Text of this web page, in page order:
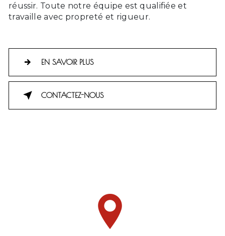
réussir. Toute notre équipe est qualifiée et
travaille avec propreté et rigueur.
EN SAVOIR PLUS
CONTACTEZ-NOUS